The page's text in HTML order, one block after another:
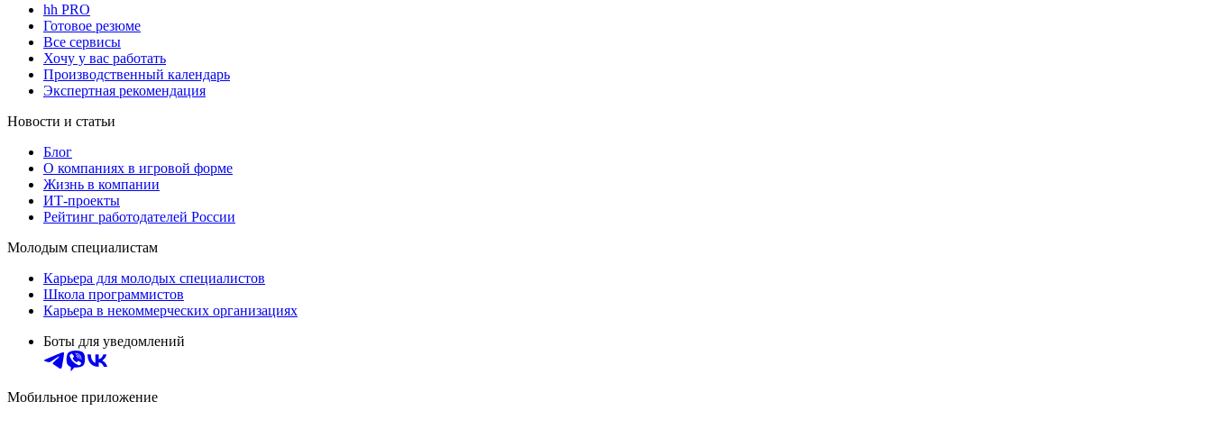
hh PRO
Готовое резюме
Все сервисы
Хочу у вас работать
Производственный календарь
Экспертная рекомендация
Новости и статьи
Блог
О компаниях в игровой форме
Жизнь в компании
ИТ-проекты
Рейтинг работодателей России
Молодым специалистам
Карьера для молодых специалистов
Школа программистов
Карьера в некоммерческих организациях
Боты для уведомлений
Мобильное приложение